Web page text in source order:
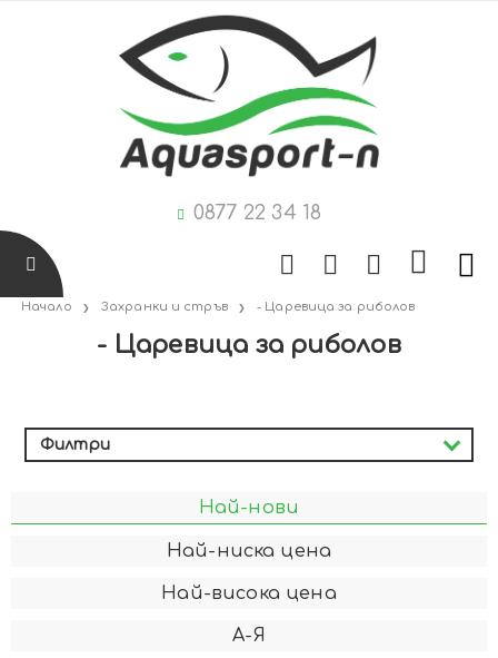
0877 22 34 18
Начало Захранки и стръв - Царевица за риболов
- Царевица за риболов
Филтри
Най-нови
Най-ниска цена
Най-висока цена
А-Я